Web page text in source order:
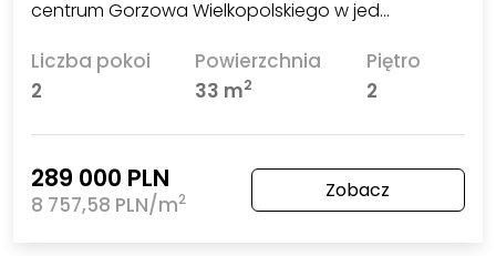
centrum Gorzowa Wielkopolskiego w jed…
Liczba pokoi
2
Powierzchnia
33 m2
Piętro
2
289 000 PLN
8 757,58 PLN/m2 Zobacz